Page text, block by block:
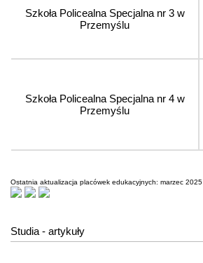
Szkoła Policealna Specjalna nr 3 w
Przemyślu
Szkoła Policealna Specjalna nr 4 w
Przemyślu
Ostatnia aktualizacja placówek edukacyjnych: marzec 2025
Studia - artykuły